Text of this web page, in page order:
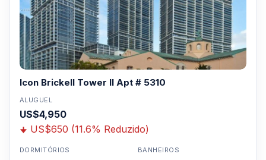
Icon Brickell Tower II Apt # 5310
ALUGUEL
US$4,950
US$650 (11.6% Reduzido)
DORMITÓRIOS BANHEIROS